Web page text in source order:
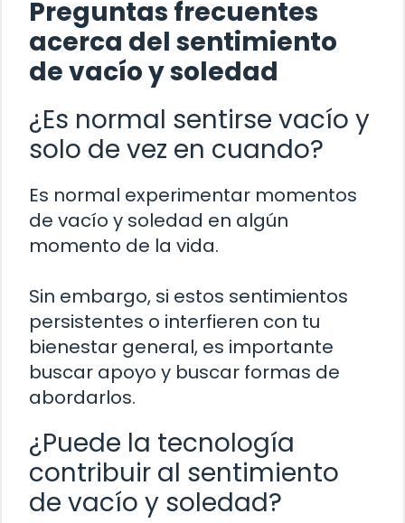
Preguntas frecuentes
acerca del sentimiento
de vacío y soledad
¿Es normal sentirse vacío y
solo de vez en cuando?
Es normal experimentar momentos
de vacío y soledad en algún
momento de la vida.
Sin embargo, si estos sentimientos
persistentes o interfieren con tu
bienestar general, es importante
buscar apoyo y buscar formas de
abordarlos.
¿Puede la tecnología
contribuir al sentimiento
de vacío y soledad?